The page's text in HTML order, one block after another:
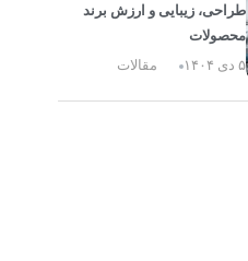
طراحی، زیبایی و ارزش برند
محصولات
۵ دی ۱۴۰۴
مقالات